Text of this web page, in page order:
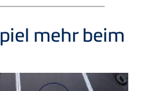
mehr beim